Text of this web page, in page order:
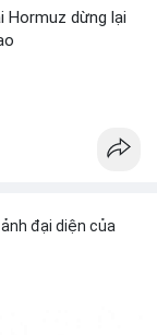
Hormuz dừng lại
đại diện của